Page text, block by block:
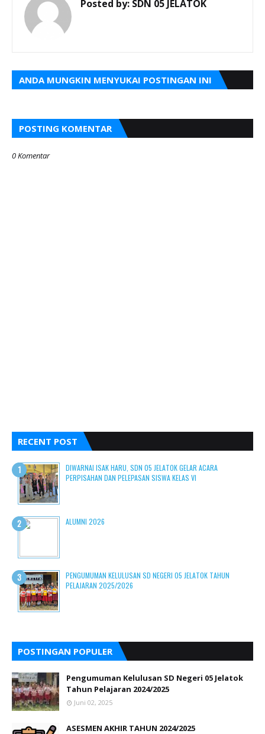
Posted by: SDN 05 JELATOK
ANDA MUNGKIN MENYUKAI POSTINGAN INI
POSTING KOMENTAR
0 Komentar
RECENT POST
DIWARNAI ISAK HARU, SDN 05 JELATOK GELAR ACARA
PERPISAHAN DAN PELEPASAN SISWA KELAS VI
ALUMNI 2026
PENGUMUMAN KELULUSAN SD NEGERI 05 JELATOK TAHUN
PELAJARAN 2025/2026
POSTINGAN POPULER
Pengumuman Kelulusan SD Negeri 05 Jelatok
Tahun Pelajaran 2024/2025
Juni 02, 2025
ASESMEN AKHIR TAHUN 2024/2025